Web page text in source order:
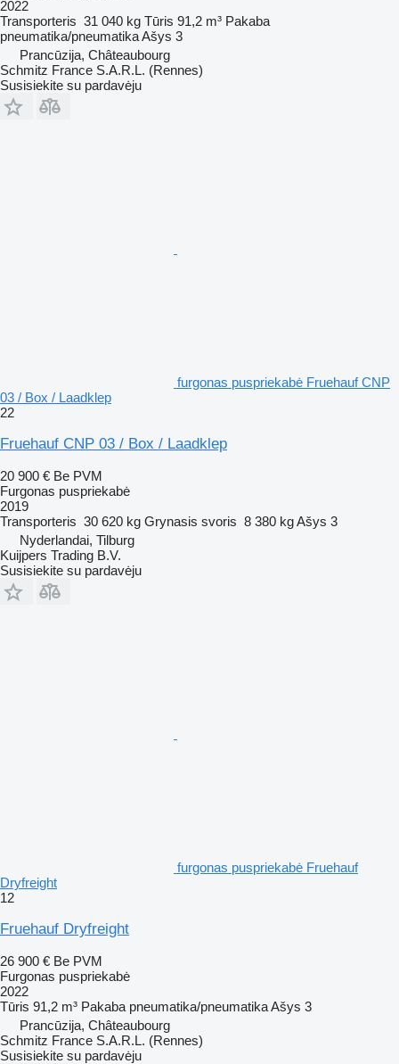
2022
Transporteris 31 040 kg Tūris 91,2 m³ Pakaba
pneumatika/pneumatikaAšys 3
Prancūzija, Châteaubourg
Schmitz France S.A.R.L. (Rennes)
Susisiekite su pardavėju
furgonas puspriekabė Fruehauf CNP
03 / Box / Laadklep
22
Fruehauf CNP 03 / Box / Laadklep
20 900 € Be PVM
Furgonas puspriekabė
2019
Transporteris 30 620 kg Grynasis svoris 8 380 kgAšys 3
Nyderlandai, Tilburg
Kuijpers Trading B.V.
Susisiekite su pardavėju
furgonas puspriekabė Fruehauf
Dryfreight
12
Fruehauf Dryfreight
26 900 € Be PVM
Furgonas puspriekabė
2022
Tūris 91,2 m³ Pakaba pneumatika/pneumatikaAšys 3
Prancūzija, Châteaubourg
Schmitz France S.A.R.L. (Rennes)
Susisiekite su pardavėju